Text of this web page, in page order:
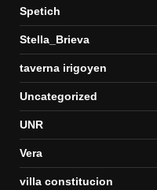
Spetich
Stella_Brieva
taverna irigoyen
Uncategorized
UNR
Vera
villa constitucion